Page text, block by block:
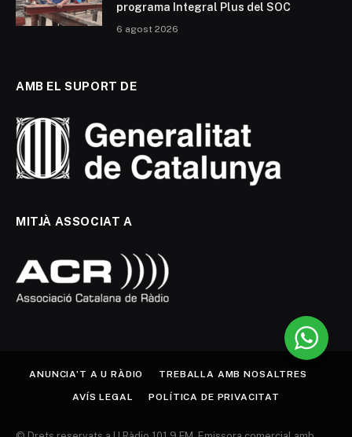
programa Integral Plus del SOC
6 agost 2026
AMB EL SUPORT DE
MITJÀ ASSOCIAT A
ANUNCIA’T A U RÀDIO TREBALLA AMB NOSALTRES
AVÍS LEGAL POLÍTICA DE PRIVACITAT